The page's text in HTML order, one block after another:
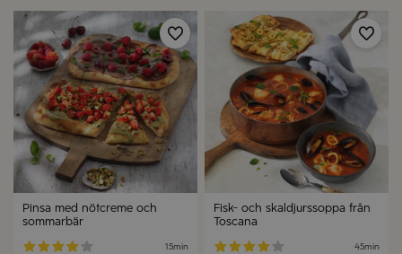
Spara
Pinsa med nötcreme och
sommarbär
15min
Fisk- och skaldjurssoppa från
Toscana
45min